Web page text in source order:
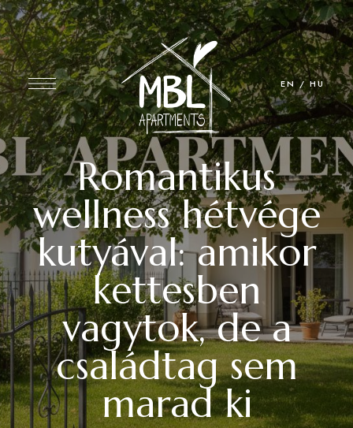
EN /HU
Romantikus
wellness hétvége
kutyával: amikor
kettesben
vagytok, de a
családtag sem
marad ki